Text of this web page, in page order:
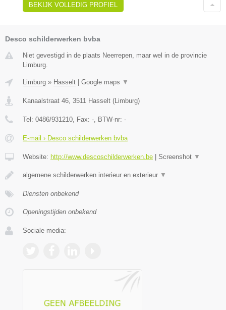
BEKIJK VOLLEDIG PROFIEL
Desco schilderwerken bvba
Niet gevestigd in de plaats Neerrepen, maar wel in de provincie
Limburg.
Limburg » Hasselt | Google maps ▼
Kanaalstraat 46 3511 Hasselt (Limburg)
Tel: 0486/931210 , Fax: - , BTW-nr: -
E-mail › Desco schilderwerken bvba
Website: http://www.descoschilderwerken.be | Screenshot ▼
algemene schilderwerken interieur en exterieur ▼
Diensten onbekend
Openingstijden onbekend
Sociale media: